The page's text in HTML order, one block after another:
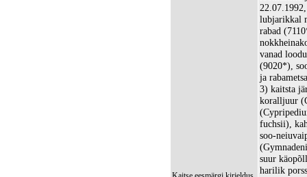
lubjarikkal
rabad
vanad
(9020*),
ja
3) kaitsta
koralljuur
fuchsii),
soo-
suur
harilik